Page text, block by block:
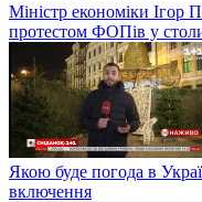
Міністр економіки Ігор
протестом ФОПів у
Якою буде погода в
включення